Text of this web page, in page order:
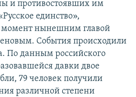
и противостоявших им
единство»,
момент нынешним главой
События происходили
По данным российского
давки двое
79 человек получили
различной степени